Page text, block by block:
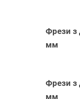
Фрези з
мм
Фрези з
мм